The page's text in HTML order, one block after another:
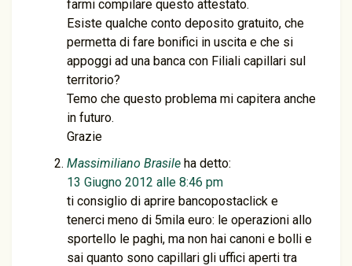
farmi compilare questo attestato.
Esiste qualche conto deposito gratuito, che
permetta di fare bonifici in uscita e che si
appoggi ad una banca con Filiali capillari sul
territorio?
Temo che questo problema mi capitera anche
in futuro.
Grazie
Massimiliano Brasile ha detto:
13 Giugno 2012 alle 8:46 pm
ti consiglio di aprire bancopostaclick e
tenerci meno di 5mila euro: le operazioni allo
sportello le paghi, ma non hai canoni e bolli e
sai quanto sono capillari gli uffici aperti tra